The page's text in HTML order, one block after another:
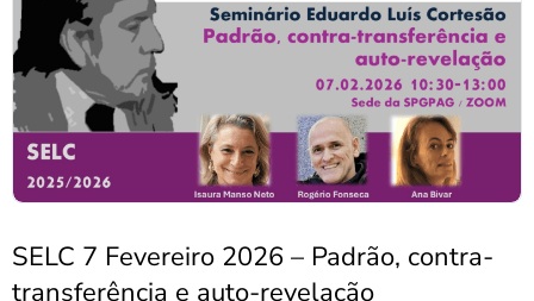
SELC 7 Fevereiro 2026 – Padrão, contra-
transferência e auto-revelação